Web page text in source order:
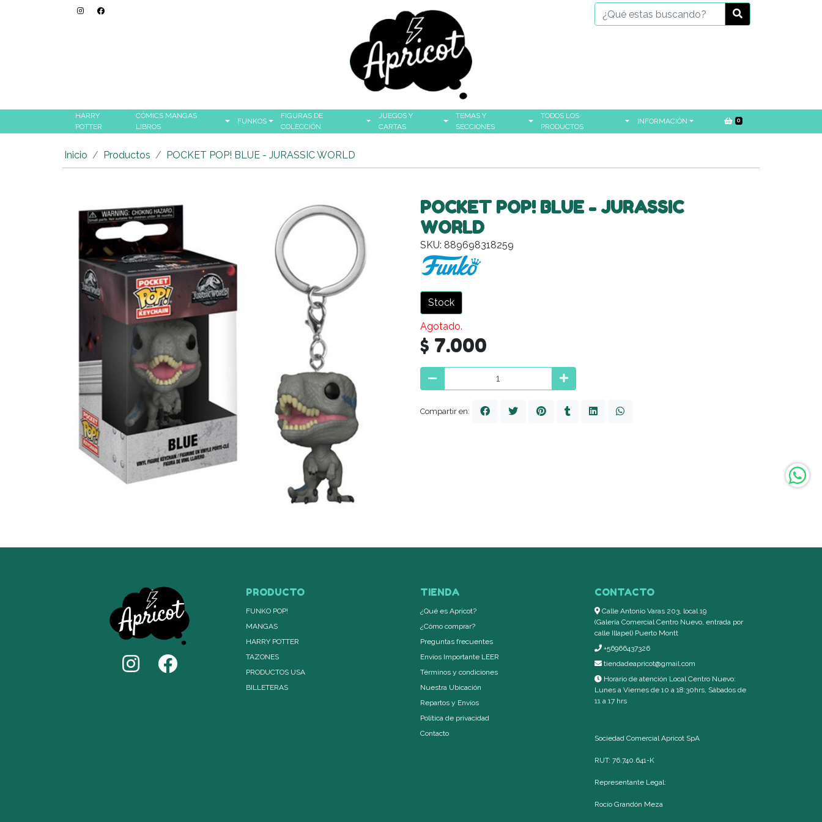
HARRY
POTTER
CÓMICS MANGAS
LIBROS
FUNKOS
FIGURAS DE
COLECCIÓN
JUEGOS Y
CARTAS
TEMAS Y
SECCIONES
TODOS LOS
PRODUCTOS
INFORMACIÓN 0
Inicio Productos POCKET POP! BLUE - JURASSIC WORLD
POCKET POP! BLUE - JURASSIC
WORLD
SKU: 889698318259
Stock
Agotado.
$ 7.000
Compartir en:
PRODUCTO
FUNKO POP!
MANGAS
HARRY POTTER
TAZONES
PRODUCTOS USA
BILLETERAS
TIENDA
¿Qué es Apricot?
¿Cómo comprar?
Preguntas frecuentes
Envíos Importante LEER
Términos y condiciones
Nuestra Ubicación
Repartos y Envíos
Política de privacidad
Contacto
CONTACTO
Calle Antonio Varas 203, local 19
(Galería Comercial Centro Nuevo, entrada por
calle Illapel) Puerto Montt
+56966437326
tiendadeapricot@gmail.com
Horario de atención Local Centro Nuevo:
Lunes a Viernes de 10 a 18:30hrs, Sábados de
11 a 17 hrs
Sociedad Comercial Apricot SpA
RUT: 76.740.641-K
Representante Legal:
Rocío Grandón Meza